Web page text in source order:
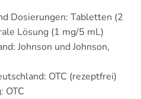
Dosierungen: Tabletten (2
Lösung (1 mg/5 mL)
Johnson und Johnson,
OTC (rezeptfrei)
OTC